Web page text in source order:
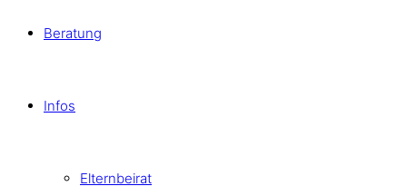
Beratung
Infos
Elternbeirat